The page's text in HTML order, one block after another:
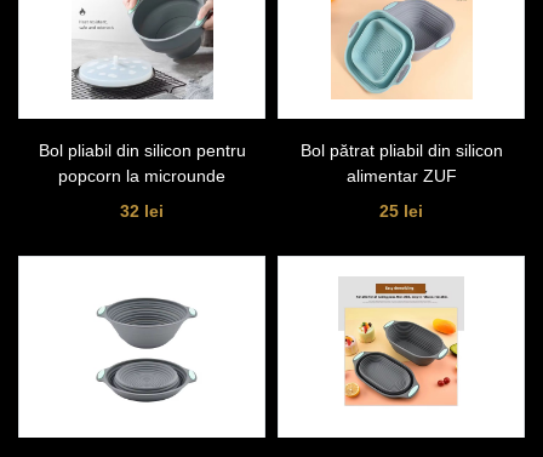
Bol pliabil din silicon pentru
popcorn la microunde
32 lei
Bol pătrat pliabil din silicon
alimentar ZUF
25 lei